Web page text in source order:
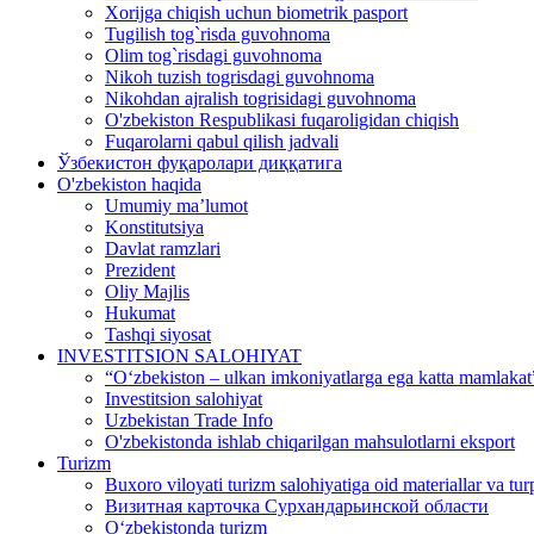
Xorijga chiqish uchun biometrik pasport
Tugilish tog`risda guvohnoma
Olim tog`risdagi guvohnoma
Nikoh tuzish togrisdagi guvohnoma
Nikohdan ajralish togrisidagi guvohnoma
O'zbekiston Respublikasi fuqaroligidan chiqish
Fuqarolarni qabul qilish jadvali
Ўзбекистон фуқаролари диққатига
O'zbekiston haqida
Umumiy ma’lumot
Konstitutsiya
Davlat ramzlari
Prezident
Oliy Majlis
Hukumat
Tashqi siyosat
INVESTITSION SALOHIYAT
“Oʻzbekiston – ulkan imkoniyatlarga ega katta
Investitsion salohiyat
Uzbekistan Trade Info
O'zbekistonda ishlab chiqarilgan mahsulotlarni eksport
Turizm
Buxoro viloyati turizm salohiyatiga oid materiallar va
Визитная карточка Сурхандарьинской области
Oʻzbekistonda turizm